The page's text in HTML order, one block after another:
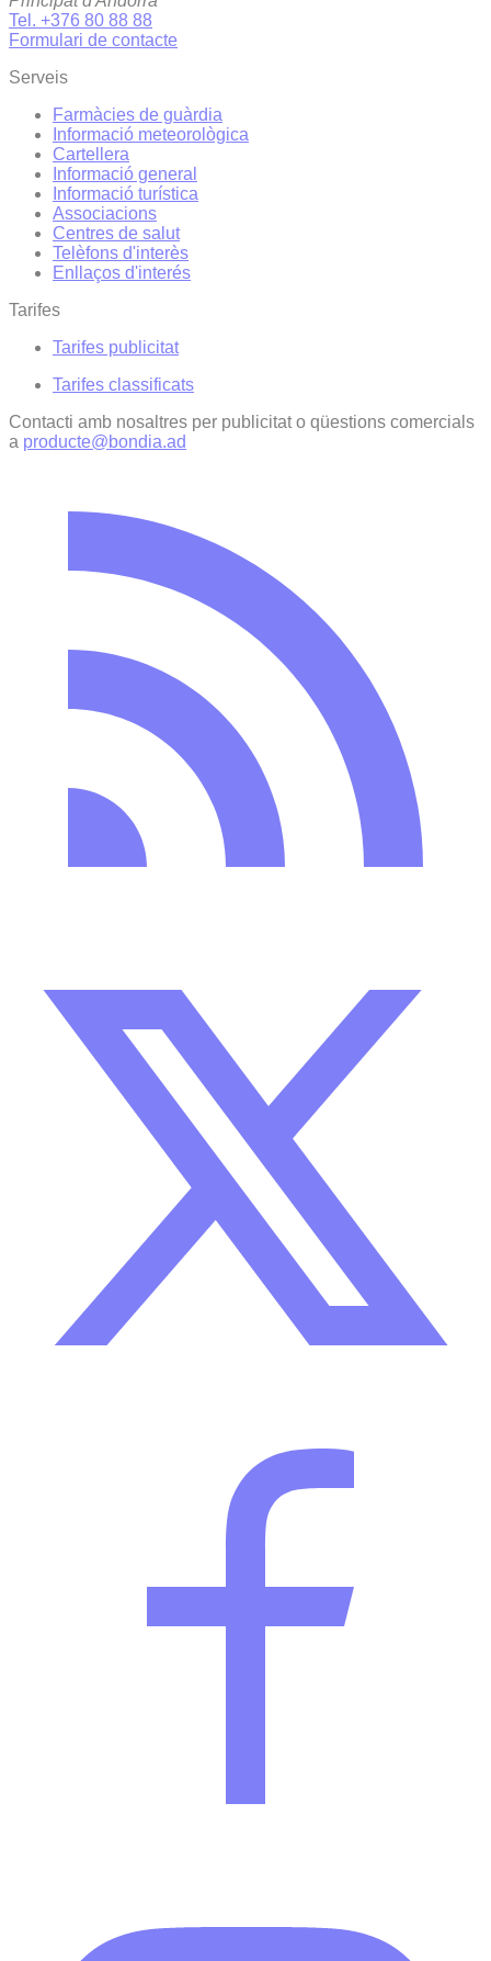
Tel. +376 80 88 88
Formulari de contacte
Serveis
Farmàcies de guàrdia
Informació meteorològica
Cartellera
Informació general
Informació turística
Associacions
Centres de salut
Telèfons d'interès
Enllaços d'interés
Tarifes
Tarifes publicitat
Tarifes classificats
Contacti amb nosaltres per publicitat o qüestions comercials
a producte@bondia.ad